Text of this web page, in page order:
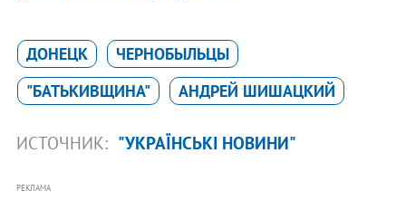
ДОНЕЦК
ЧЕРНОБЫЛЬЦЫ
"БАТЬКИВЩИНА"
АНДРЕЙ ШИШАЦКИЙ
ИСТОЧНИК: "УКРАЇНСЬКІ НОВИНИ"
РЕКЛАМА